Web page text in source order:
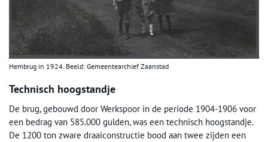
Hembrug in 1924. Beeld: Gemeentearchief Zaanstad
Technisch hoogstandje
De brug, gebouwd door Werkspoor in de periode 1904-1906 voor
een bedrag van 585.000 gulden, was een technisch hoogstandje.
De 1200 ton zware draaiconstructie bood aan twee zijden een